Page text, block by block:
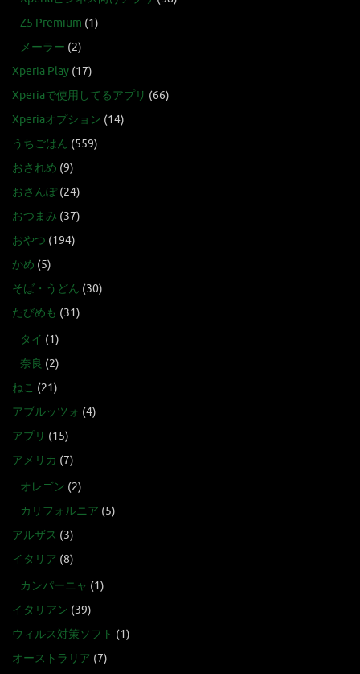
Z5 Premium (1)
メーラー (2)
Xperia Play (17)
Xperiaで使用してるアプリ (66)
Xperiaオプション (14)
うちごはん (559)
おされめ (9)
おさんぽ(24)
おつまみ (37)
おやつ (194)
かめ (5)
そば・うどん (30)
たびめも (31)
タイ (1)
奈良 (2)
ねこ (21)
アブルッツォ (4)
アプリ (15)
アメリカ (7)
オレゴン (2)
カリフォルニア (5)
アルザス (3)
イタリア (8)
カンパーニャ (1)
イタリアン (39)
ウィルス対策ソフト (1)
オーストラリア (7)